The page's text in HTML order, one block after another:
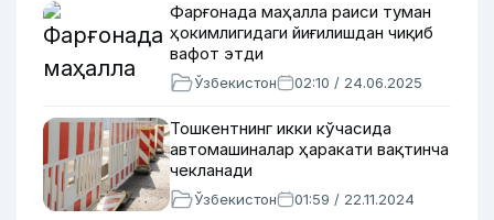
Фарғонада маҳалла раиси туман
ҳокимлигидаги йиғилишдан чиқиб
вафот этди
Ўзбекистон 02:10 / 24.06.2025
Тошкентнинг икки кўчасида
автомашиналар ҳаракати вақтинча
чекланади
Ўзбекистон 01:59 / 22.11.2024